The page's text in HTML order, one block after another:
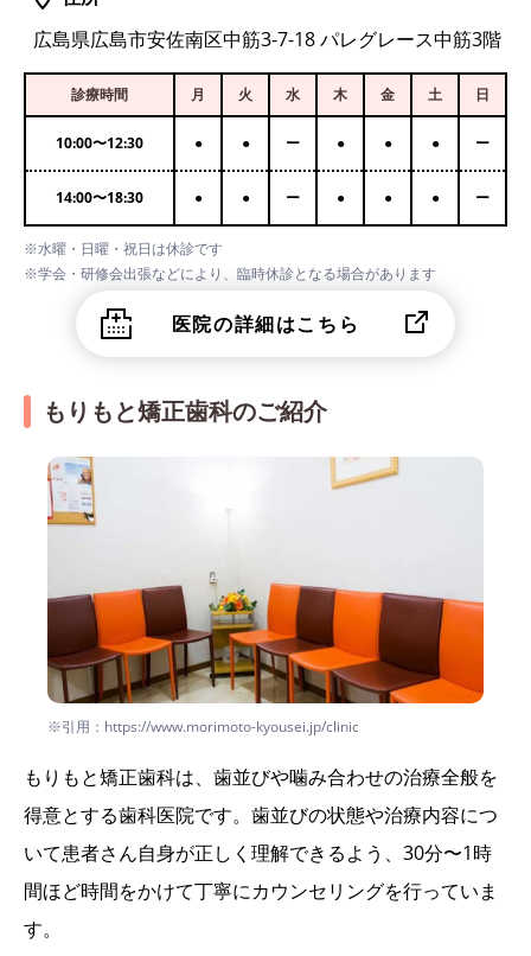
広島県広島市安佐南区中筋3-7-18 パレグレース中筋3階
診療時間 月 火 水 木 金 土 日
10:00〜12:30 ● ● ー ● ● ● ー
14:00〜18:30 ● ● ー ● ● ● ー
※水曜・日曜・祝日は休診です
※学会・研修会出張などにより、臨時休診となる場合があります
医院の詳細はこちら
もりもと矯正歯科のご紹介
※引用：https://www.morimoto-kyousei.jp/clinic
もりもと矯正歯科は、歯並びや噛み合わせの治療全般を
得意とする歯科医院です。歯並びの状態や治療内容につ
いて患者さん自身が正しく理解できるよう、30分〜1時
間ほど時間をかけて丁寧にカウンセリングを行っていま
す。